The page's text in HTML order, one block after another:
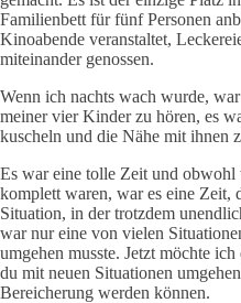
Familienbett für fünf Personen
Kinoabende veranstaltet,
miteinander genossen.
Wenn ich nachts wach wurde,
meiner vier Kinder zu hören, es
kuscheln und die Nähe mit ihnen
Es war eine tolle Zeit und
komplett waren, war es eine Zeit,
Situation, in der trotzdem
war nur eine von vielen
umgehen musste. Jetzt möchte
du mit neuen Situationen
Bereicherung werden können.